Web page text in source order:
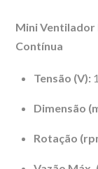
Mini Ventilador
Contínua
Tensão (V):
Dimensão
Rotação